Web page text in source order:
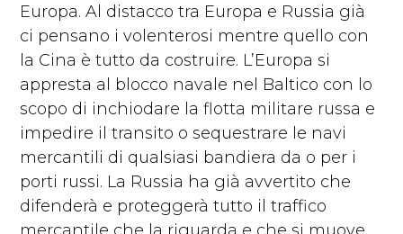
Europa. Al distacco tra Europa e Russia già
ci pensano i volenterosi mentre quello con
la Cina è tutto da costruire. L’Europa si
appresta al blocco navale nel Baltico con lo
scopo di inchiodare la flotta militare russa e
impedire il transito o sequestrare le navi
mercantili di qualsiasi bandiera da o per i
porti russi. La Russia ha già avvertito che
difenderà e proteggerà tutto il traffico